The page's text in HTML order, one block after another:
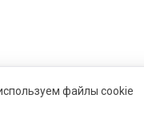
файлы cookie